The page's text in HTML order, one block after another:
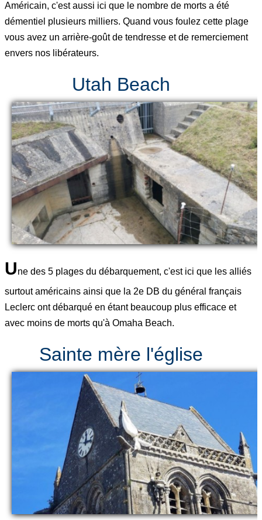
Américain, c'est aussi ici que le nombre de morts a été
démentiel plusieurs milliers. Quand vous foulez cette plage
vous avez un arrière-goût de tendresse et de remerciement
envers nos libérateurs.
Utah Beach
Une des 5 plages du débarquement, c'est ici que les alliés
surtout américains ainsi que la 2e DB du général français
Leclerc ont débarqué en étant beaucoup plus efficace et
avec moins de morts qu'à Omaha Beach.
Sainte mère l'église